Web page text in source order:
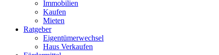
Immobilien
Kaufen
Mieten
Ratgeber
Eigentümerwechsel
Haus Verkaufen